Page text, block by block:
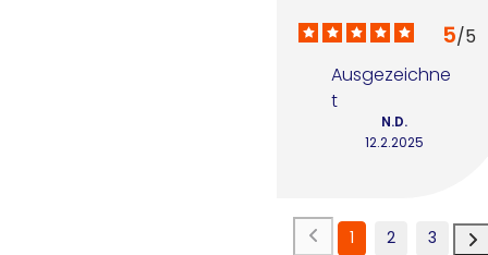
5/5
Ausgezeichne
t
12.2.2025
N.D.
1 2 3